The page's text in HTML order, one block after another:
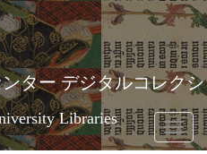
ター デジタルコレクシ
Libraries
Toggle